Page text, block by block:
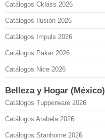
Catálogos Cklass 2026
Catálogos Ilusión 2026
Catálogos Impuls 2026
Catálogos Pakar 2026
Catálogos Nice 2026
Belleza y Hogar (México)
Catálogos Tupperware 2026
Catálogos Arabela 2026
Catálogos Stanhome 2026